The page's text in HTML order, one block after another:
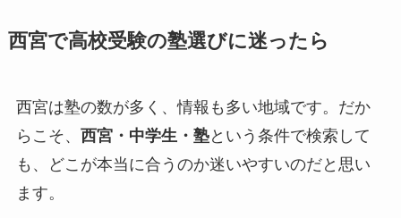
西宮で高校受験の塾選びに迷ったら
西宮は塾の数が多く、情報も多い地域です。だか
らこそ、 西宮・中学生・塾という条件で検索して
も、どこが本当に合うのか迷いやすいのだと思い
ます。